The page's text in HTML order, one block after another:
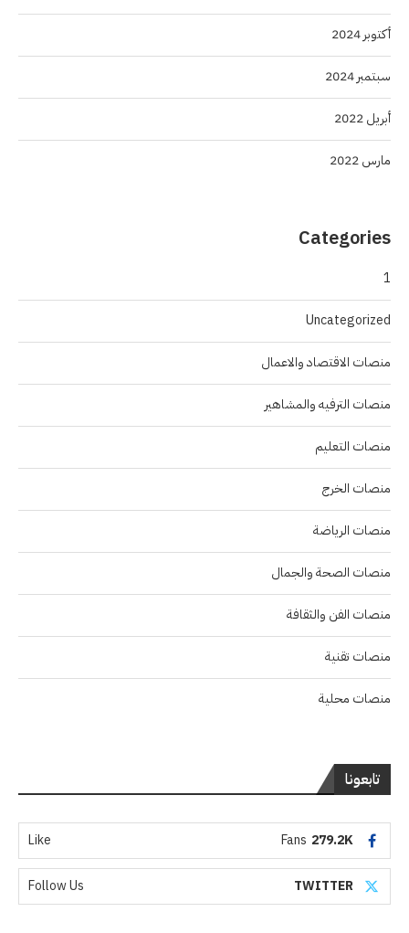
أكتوبر 2024
سبتمبر 2024
أبريل 2022
مارس 2022
Categories
1
Uncategorized
منصات الاقتصاد والاعمال
منصات الترفيه والمشاهير
منصات التعليم
منصات الخرج
منصات الرياضة
منصات الصحة والجمال
منصات الفن والثقافة
منصات تقنية
منصات محلية
تابعونا
279.2K
Fans
Like
TWITTER
Follow Us